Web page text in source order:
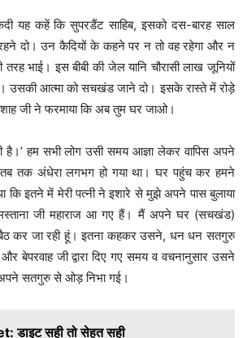
यह कहें कि सुपरडैंट साहिब, इसको दस-बारह साल
दो। उन कैदियों के कहने पर न तो वह रहेगा और न
भाई। इस बीबी की जेल यानि चौरासी लाख जूनियों
उसकी आत्मा को सचखंड जाने दो। इसके रास्ते में रोड़े
जी ने फरमाया कि अब तुम घर जाओ।
है।’ हम सभी लोग उसी समय आज्ञा लेकर वापिस अपने
तक अंधेरा लगभग हो गया था। घर पहुंच कर हमने
कि इतने में मेरी पत्नी ने इशारे से मुझे अपने पास बुलाया
जी महाराज आ गए हैं। मैं अपने घर (सचखंड)
कर जा रही हूं। इतना कहकर उसने, धन धन सतगुरु
और बेपरवाह जी द्वारा दिए गए समय व वचनानुसार उसने
अपने सतगुरु से ओड़ निभा गई।
डाइट सही तो सेहत सही